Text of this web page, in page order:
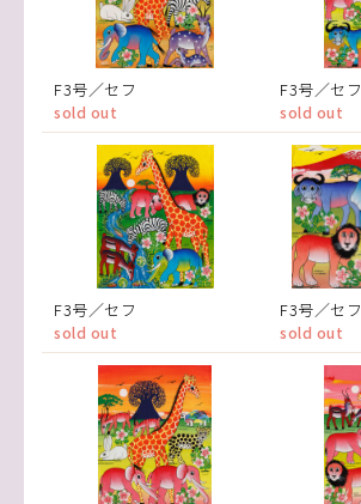
F3号／セフ
sold out
F3号／セフ
sold out
F3号／セフ
sold out
F3号／セフ
sold out